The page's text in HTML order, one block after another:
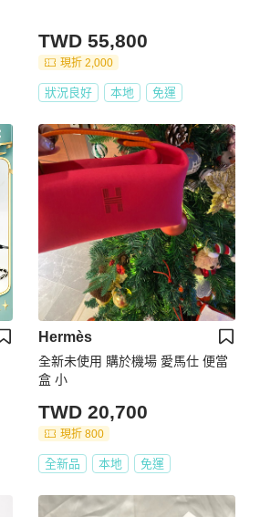
TWD 55,800
現折 2,000
狀況良好 本地 免運
Hermès
全新未使用 購於機場 愛馬仕 便當
盒 小
TWD 20,700
現折 800
全新品 本地 免運